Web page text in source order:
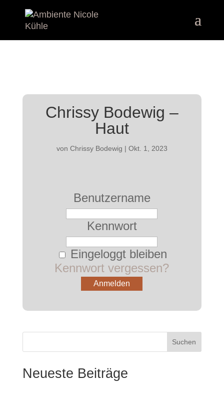
Chrissy Bodewig –
Haut
von Chrissy Bodewig | Okt. 1, 2023
Benutzername
Kennwort
Eingeloggt bleiben
Kennwort vergessen?
Suchen
Neueste Beiträge